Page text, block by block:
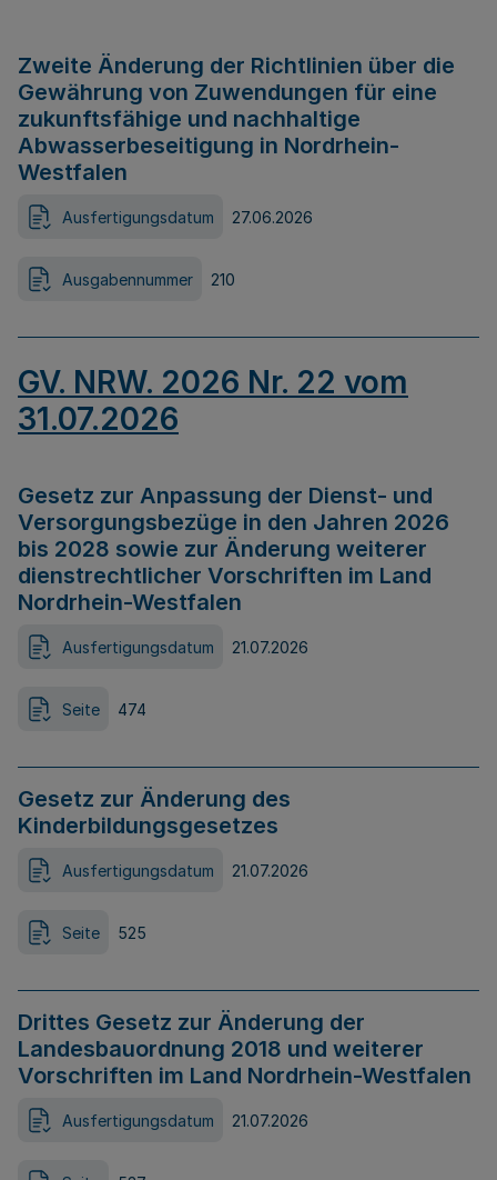
Zweite Änderung der Richtlinien über die
Gewährung von Zuwendungen für eine
zukunftsfähige und nachhaltige
Abwasserbeseitigung in Nordrhein-
Westfalen
Ausfertigungsdatum 27.06.2026
Ausgabennummer 210
GV. NRW. 2026 Nr. 22 vom
31.07.2026
Gesetz zur Anpassung der Dienst- und
Versorgungsbezüge in den Jahren 2026
bis 2028 sowie zur Änderung weiterer
dienstrechtlicher Vorschriften im Land
Nordrhein-Westfalen
Ausfertigungsdatum 21.07.2026
Seite 474
Gesetz zur Änderung des
Kinderbildungsgesetzes
Ausfertigungsdatum 21.07.2026
Seite 525
Drittes Gesetz zur Änderung der
Landesbauordnung 2018 und weiterer
Vorschriften im Land Nordrhein-Westfalen
Ausfertigungsdatum 21.07.2026